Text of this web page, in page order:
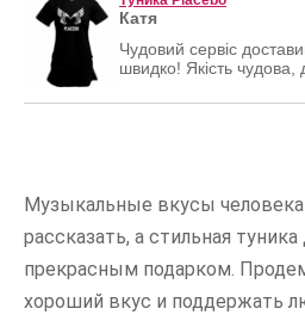
Катя
Чудовий сервіс
швидко! Якість
Музыкальные вкусы
рассказать, а стильная
прекрасным подарком.
хороший вкус и поддержать